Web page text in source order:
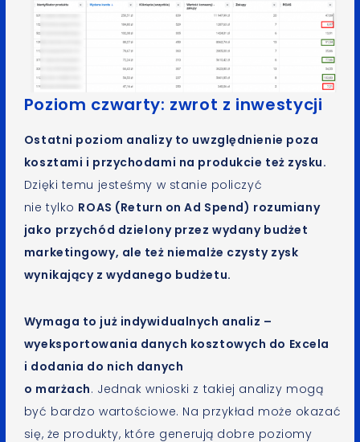
Poziom czwarty: zwrot z inwestycji
Ostatni poziom analizy to uwzględnienie poza
kosztami i przychodami na produkcie też zysku.
Dzięki temu jesteśmy w stanie policzyć
nie tylko ROAS (Return on Ad Spend) rozumiany
jako przychód dzielony przez wydany budżet
marketingowy, ale też niemalże czysty zysk
wynikający z wydanego budżetu.
Wymaga to już indywidualnych analiz –
wyeksportowania danych kosztowych do Excela
i dodania do nich danych
o marżach. Jednak wnioski z takiej analizy mogą
być bardzo wartościowe. Na przykład może okazać
się, że produkty, które generują dobre poziomy